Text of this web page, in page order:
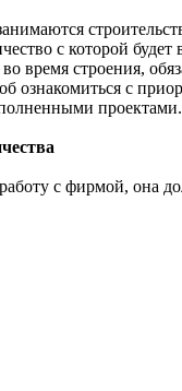
с которой
время строения,
ознакомиться с
проектами.
с фирмой, она